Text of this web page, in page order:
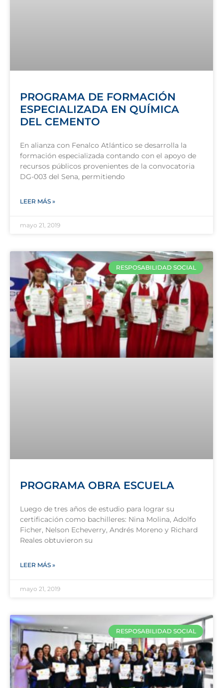
PROGRAMA DE FORMACIÓN
ESPECIALIZADA EN QUÍMICA
DEL CEMENTO
En alianza con Fenalco Atlántico se desarrolla la
formación especializada contando con el apoyo de
recursos públicos provenientes de la convocatoria
DG-003 del Sena, permitiendo
LEER MÁS »
mayo 21, 2019
RESPOSABILIDAD SOCIAL
PROGRAMA OBRA ESCUELA
Luego de tres años de estudio para lograr su
certificación como bachilleres: Nina Molina, Adolfo
Ficher, Nelson Echeverry, Andrés Moreno y Richard
Reales obtuvieron su
LEER MÁS »
mayo 21, 2019
RESPOSABILIDAD SOCIAL